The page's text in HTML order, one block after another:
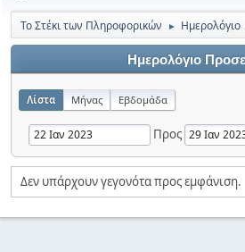
Το Στέκι των Πληροφορικών ► Ημερολόγιο
Ημερολόγιο
Λίστα Μήνας Εβδομάδα
Προς
Δεν υπάρχουν γεγονότα προς εμφάνιση.